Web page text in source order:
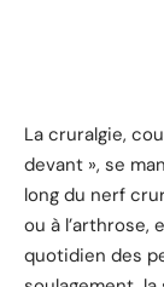
La cruralgie,
devant », se
long du nerf
ou à l’arthrose,
quotidien des